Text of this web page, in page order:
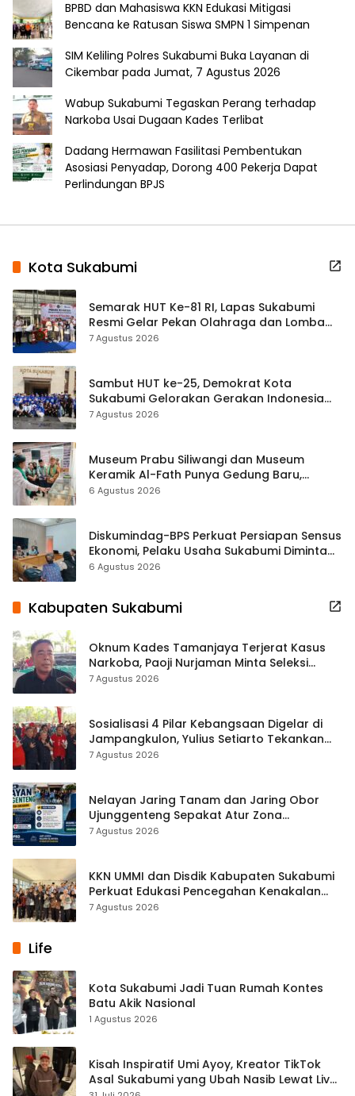
BPBD dan Mahasiswa KKN Edukasi Mitigasi
Bencana ke Ratusan Siswa SMPN 1 Simpenan
SIM Keliling Polres Sukabumi Buka Layanan di
Cikembar pada Jumat, 7 Agustus 2026
Wabup Sukabumi Tegaskan Perang terhadap
Narkoba Usai Dugaan Kades Terlibat
Dadang Hermawan Fasilitasi Pembentukan
Asosiasi Penyadap, Dorong 400 Pekerja Dapat
Perlindungan BPJS
Kota Sukabumi
Semarak HUT Ke-81 RI, Lapas Sukabumi
Resmi Gelar Pekan Olahraga dan Lomba
Tradisional
7 Agustus 2026
Sambut HUT ke-25, Demokrat Kota
Sukabumi Gelorakan Gerakan Indonesia
ASRI Lewat Aksi Bersih Masjid Agung
7 Agustus 2026
Museum Prabu Siliwangi dan Museum
Keramik Al-Fath Punya Gedung Baru,
Hampir 500 Koleksi Dipisahkan
6 Agustus 2026
Diskumindag-BPS Perkuat Persiapan Sensus
Ekonomi, Pelaku Usaha Sukabumi Diminta
Terbuka Beri Data
6 Agustus 2026
Kabupaten Sukabumi
Oknum Kades Tamanjaya Terjerat Kasus
Narkoba, Paoji Nurjaman Minta Seleksi
Calon Kades Diperketat
7 Agustus 2026
Sosialisasi 4 Pilar Kebangsaan Digelar di
Jampangkulon, Yulius Setiarto Tekankan
Pentingnya Persatuan
7 Agustus 2026
Nelayan Jaring Tanam dan Jaring Obor
Ujunggenteng Sepakat Atur Zona
Penangkapan
7 Agustus 2026
KKN UMMI dan Disdik Kabupaten Sukabumi
Perkuat Edukasi Pencegahan Kenakalan
Remaja di SMPN 2 Tegalbuleud
7 Agustus 2026
Life
Kota Sukabumi Jadi Tuan Rumah Kontes
Batu Akik Nasional
1 Agustus 2026
Kisah Inspiratif Umi Ayoy, Kreator TikTok
Asal Sukabumi yang Ubah Nasib Lewat Live